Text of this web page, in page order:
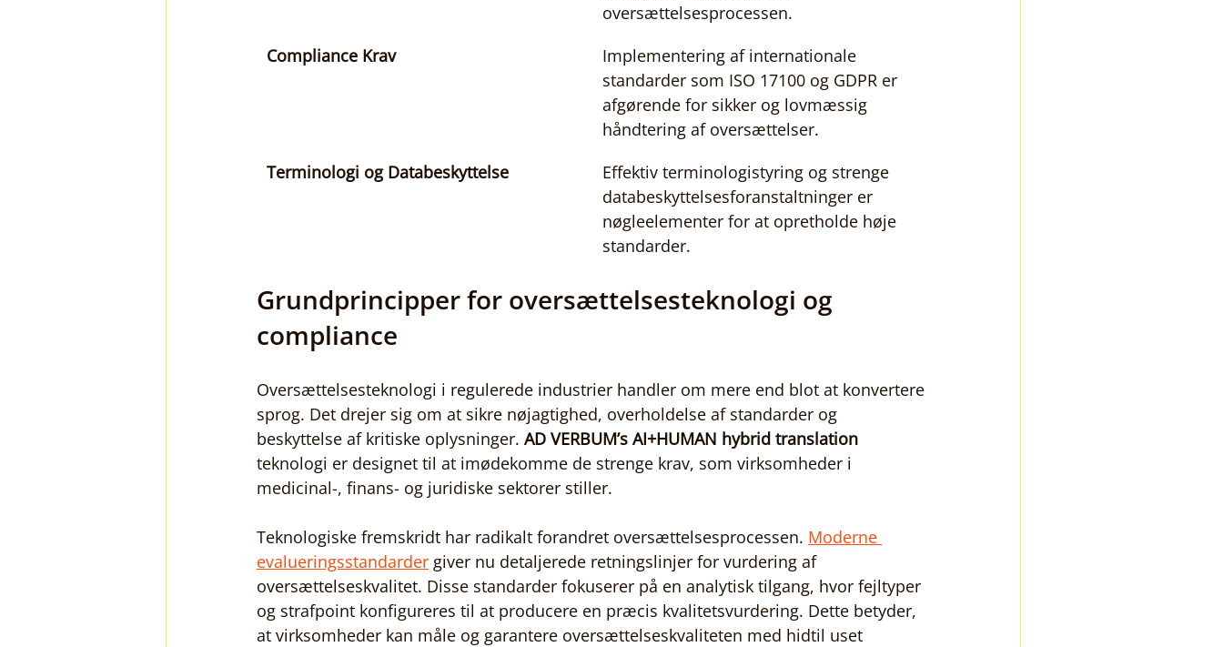
oversættelsesprocessen.
Compliance Krav
Implementering af internationale
standarder som ISO 17100 og GDPR er
afgørende for sikker og lovmæssig
håndtering af oversættelser.
Terminologi og Databeskyttelse
Effektiv terminologistyring og strenge
databeskyttelsesforanstaltninger er
nøgleelementer for at opretholde høje
standarder.
Grundprincipper for oversættelsesteknologi og
compliance
Oversættelsesteknologi i regulerede industrier handler om mere end blot at konvertere
sprog. Det drejer sig om at sikre nøjagtighed, overholdelse af standarder og
beskyttelse af kritiske oplysninger. AD VERBUM’s AI+HUMAN hybrid translation
teknologi er designet til at imødekomme de strenge krav, som virksomheder i
medicinal-, finans- og juridiske sektorer stiller.
Teknologiske fremskridt har radikalt forandret oversættelsesprocessen. Moderne
evalueringsstandarder giver nu detaljerede retningslinjer for vurdering af
oversættelseskvalitet. Disse standarder fokuserer på en analytisk tilgang, hvor fejltyper
og strafpoint konfigureres til at producere en præcis kvalitetsvurdering. Dette betyder,
at virksomheder kan måle og garantere oversættelseskvaliteten med hidtil uset